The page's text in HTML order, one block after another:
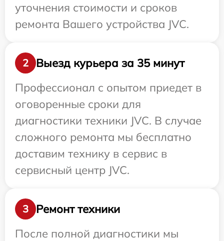
уточнения стоимости и сроков
ремонта Вашего устройства JVC.
2
Выезд курьера за 35 минут
Профессионал с опытом приедет в
оговоренные сроки для
диагностики техники JVC. В случае
сложного ремонта мы бесплатно
доставим технику в сервис в
сервисный центр JVC.
3
Ремонт техники
После полной диагностики мы